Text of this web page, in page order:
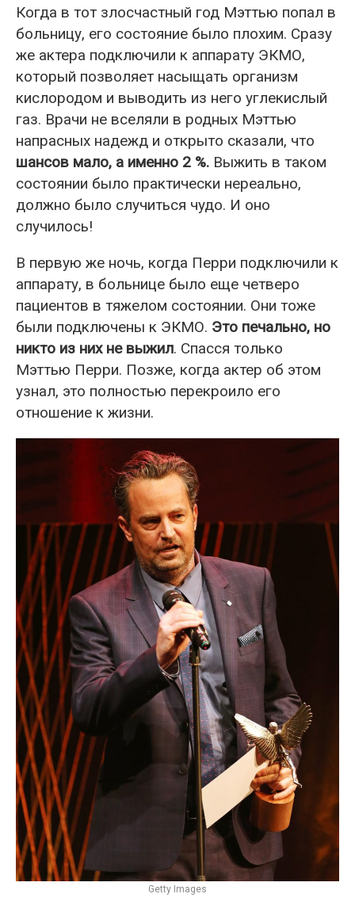
Когда в тот злосчастный год Мэттью попал в
больницу, его состояние было плохим. Сразу
же актера подключили к аппарату ЭКМО,
который позволяет насыщать организм
кислородом и выводить из него углекислый
газ. Врачи не вселяли в родных Мэттью
напрасных надежд и открыто сказали, что
шансов мало, а именно 2 %. Выжить в таком
состоянии было практически нереально,
должно было случиться чудо. И оно
случилось!
В первую же ночь, когда Перри подключили к
аппарату, в больнице было еще четверо
пациентов в тяжелом состоянии. Они тоже
были подключены к ЭКМО. Это печально, но
никто из них не выжил. Спасся только
Мэттью Перри. Позже, когда актер об этом
узнал, это полностью перекроило его
отношение к жизни.
Getty Images